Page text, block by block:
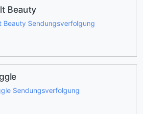
Beauty
Beauty Sendungsverfolgung
Sendungsverfolgung